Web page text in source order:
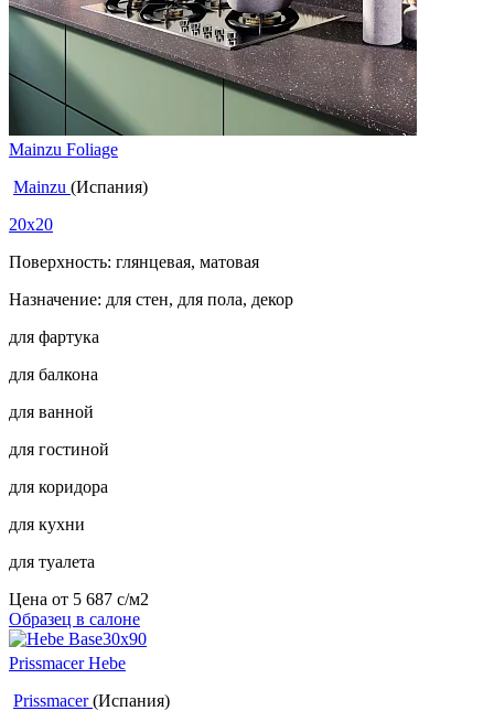
Mainzu Foliage
Mainzu (Испания)
20x20
Поверхность: глянцевая, матовая
Назначение: для стен, для пола, декор
для фартука
для балкона
для ванной
для гостиной
для коридора
для кухни
для туалета
Цена от 5 687 c/м2
Образец в салоне
Prissmacer Hebe
Prissmacer(Испания)